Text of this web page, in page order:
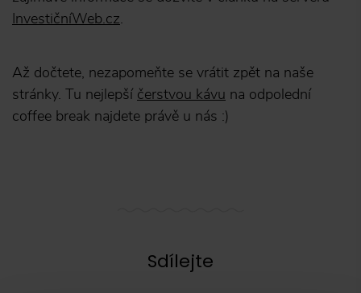
InvestičníWeb.cz.
Až dočtete, nezapomeňte se vrátit zpět na naše
stránky. Tu nejlepší čerstvou kávu na odpolední
coffee break najdete právě u nás :)
Sdílejte